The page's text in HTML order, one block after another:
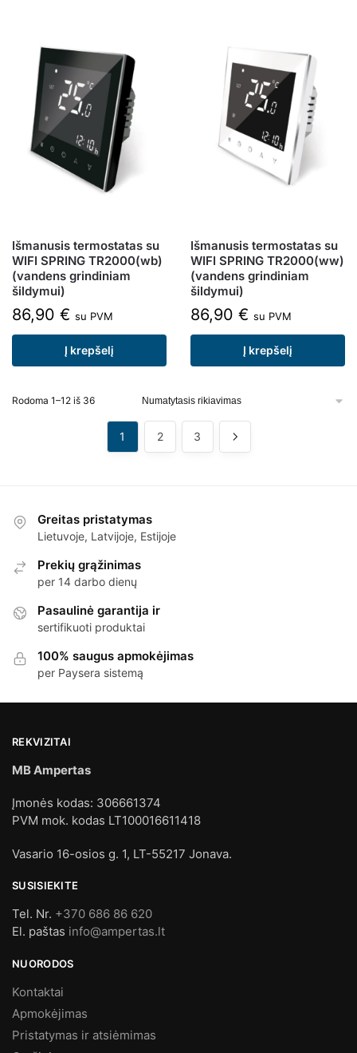
Išmanusis termostatas su
WIFI SPRING TR2000(wb)
(vandens grindiniam
šildymui)
86,90 € su PVM
Į krepšelį
Išmanusis termostatas su
WIFI SPRING TR2000(ww)
(vandens grindiniam
šildymui)
86,90 € su PVM
Į krepšelį
Rodoma 1–12 iš 36
1 2 3
Greitas pristatymas
Lietuvoje, Latvijoje, Estijoje
Prekių grąžinimas
per 14 darbo dienų
Pasaulinė garantija ir
sertifikuoti produktai
100% saugus apmokėjimas
per Paysera sistemą
REKVIZITAI
MB Ampertas
Įmonės kodas: 306661374
PVM mok. kodas LT100016611418
Vasario 16-osios g. 1, LT-55217 Jonava.
SUSISIEKITE
Tel. Nr. +370 686 86 620
El. paštas info@ampertas.lt
NUORODOS
Kontaktai
Apmokėjimas
Pristatymas ir atsiėmimas